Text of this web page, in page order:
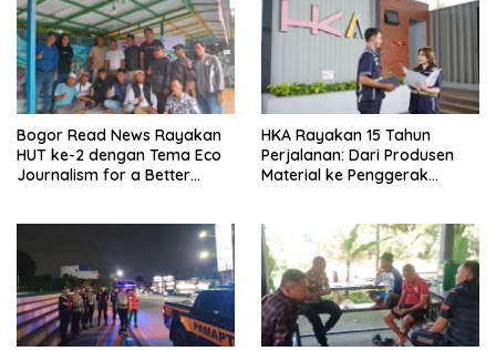
Bogor Read News Rayakan
HUT ke-2 dengan Tema Eco
Journalism for a Better
HKA Rayakan 15 Tahun
Perjalanan: Dari Produsen
Material ke Penggerak